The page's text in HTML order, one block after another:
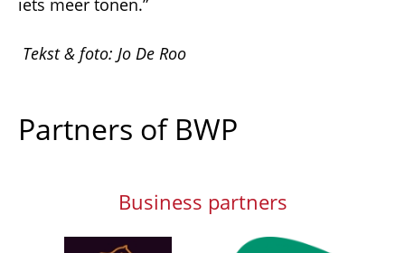
iets meer tonen.”
Tekst & foto: Jo De Roo
Partners of BWP
Business partners
Afbeelding Afbeelding